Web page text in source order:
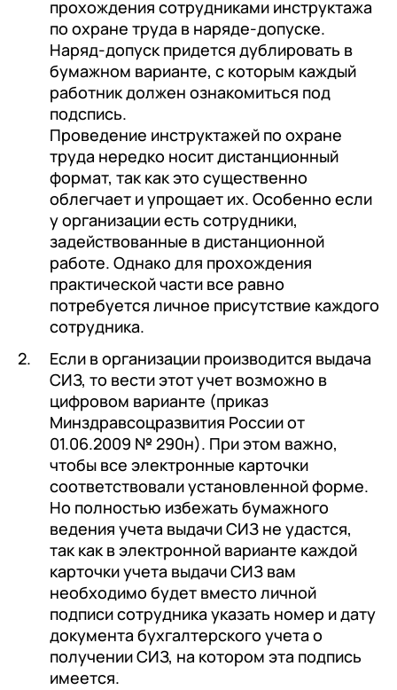
прохождения сотрудниками инструктажа
по охране труда в наряде-допуске.
Наряд-допуск придется дублировать в
бумажном варианте, с которым каждый
работник должен ознакомиться под
подспись.
Проведение инструктажей по охране
труда нередко носит дистанционный
формат, так как это существенно
облегчает и упрощает их. Особенно если
у организации есть сотрудники,
задействованные в дистанционной
работе. Однако для прохождения
практической части все равно
потребуется личное присутствие каждого
сотрудника.
Если в организации производится выдача
СИЗ, то вести этот учет возможно в
цифровом варианте (приказ
Минздравсоцразвития России от
01.06.2009 № 290н). При этом важно,
чтобы все электронные карточки
соответствовали установленной форме.
Но полностью избежать бумажного
ведения учета выдачи СИЗ не удастся,
так как в электронной варианте каждой
карточки учета выдачи СИЗ вам
необходимо будет вместо личной
подписи сотрудника указать номер и дату
документа бухгалтерского учета о
получении СИЗ, на котором эта подпись
имеется.